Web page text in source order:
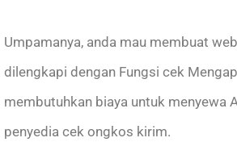
Umpamanya, anda mau membuat
dilengkapi dengan Fungsi cek
membutuhkan biaya untuk menyewa
penyedia cek ongkos kirim.